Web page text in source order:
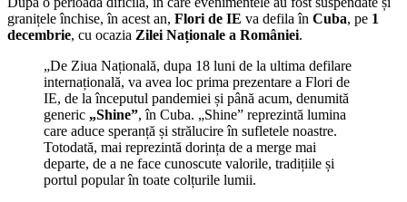
granițele închise, în acest an, Flori de IE va defila în Cuba, pe 1
decembrie, cu ocazia Zilei Naționale a României.
„De Ziua Națională, dupa 18 luni de la ultima defilare
internațională, va avea loc prima prezentare a Flori de
IE, de la începutul pandemiei și până acum, denumită
generic „Shine”, în Cuba. „Shine” reprezintă lumina
care aduce speranță și strălucire în sufletele noastre.
Totodată, mai reprezintă dorința de a merge mai
departe, de a ne face cunoscute valorile, tradițiile și
portul popular în toate colțurile lumii.